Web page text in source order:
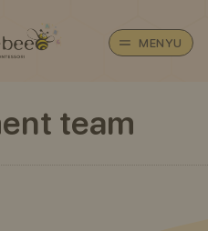
MENYU
team